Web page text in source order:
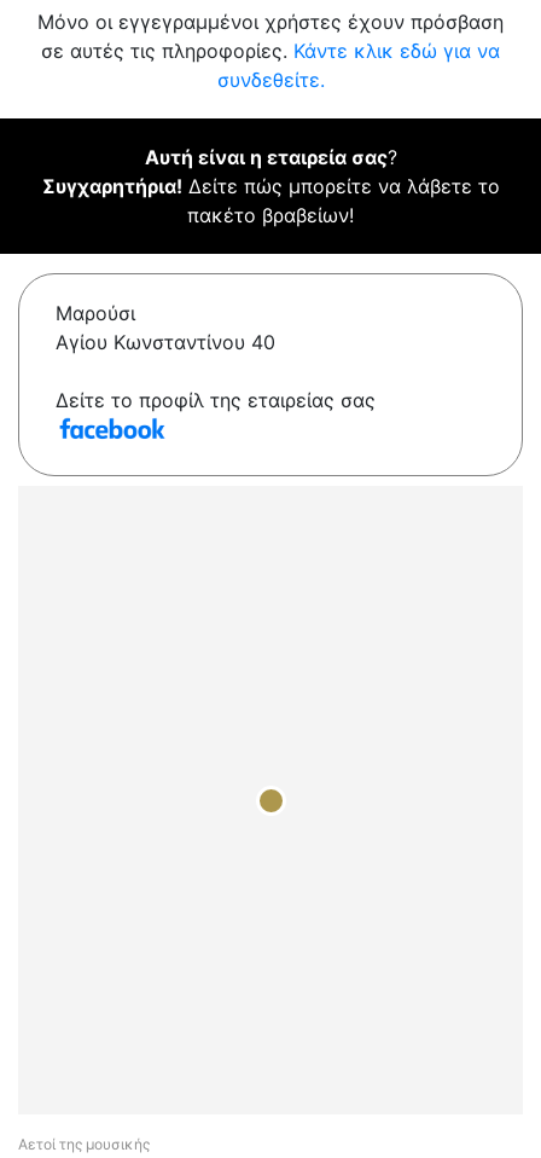
Μόνο οι εγγεγραμμένοι χρήστες έχουν πρόσβαση
σε αυτές τις πληροφορίες. Κάντε κλικ εδώ για να
συνδεθείτε.
Αυτή είναι η εταιρεία σας?
Συγχαρητήρια! Δείτε πώς μπορείτε να λάβετε το
πακέτο βραβείων!
Μαρούσι
Αγίου Κωνσταντίνου 40
Δείτε το προφίλ της εταιρείας σας
Αετοί της μουσικής